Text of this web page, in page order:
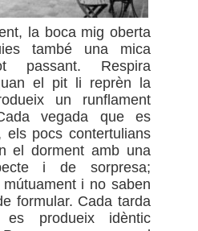
la boca mig oberta
també una mica
passant. Respira
el pit li reprèn la
un runflament
vegada que es
els pocs contertulians
el dorment amb una
i de sorpresa;
i no saben
formular. Cada tarda
produeix idèntic